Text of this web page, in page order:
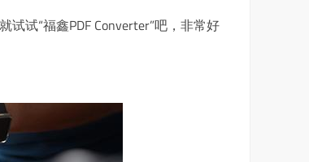
试“福鑫PDF Converter”吧，非常好